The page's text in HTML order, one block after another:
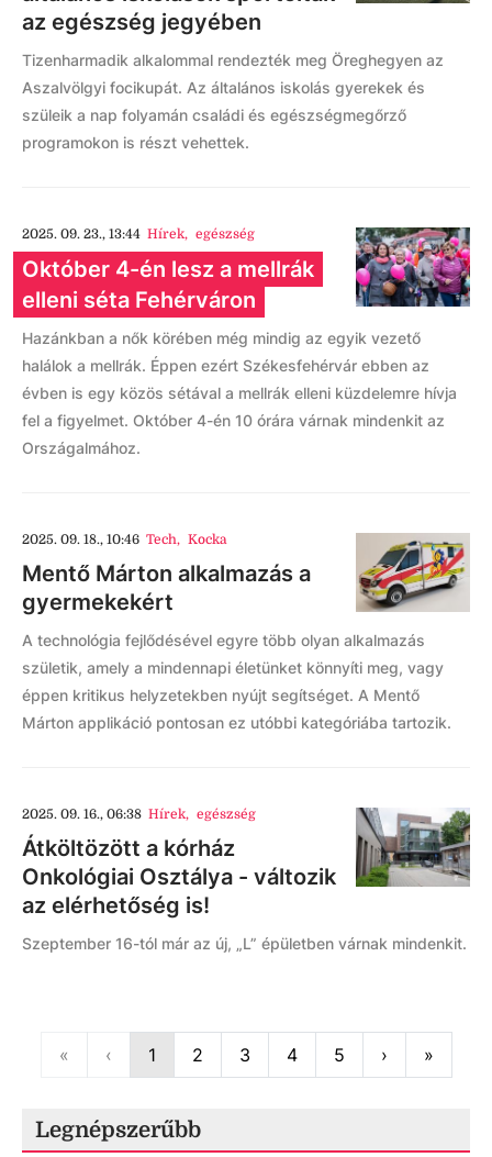
az egészség jegyében
Tizenharmadik alkalommal rendezték meg Öreghegyen az
Aszalvölgyi focikupát. Az általános iskolás gyerekek és
szüleik a nap folyamán családi és egészségmegőrző
programokon is részt vehettek.
2025. 09. 23., 13:44 Hírek, egészség
Október 4-én lesz a mellrák
elleni séta Fehérváron
Hazánkban a nők körében még mindig az egyik vezető
halálok a mellrák. Éppen ezért Székesfehérvár ebben az
évben is egy közös sétával a mellrák elleni küzdelemre hívja
fel a figyelmet. Október 4-én 10 órára várnak mindenkit az
Országalmához.
2025. 09. 18., 10:46 Tech, Kocka
Mentő Márton alkalmazás a
gyermekekért
A technológia fejlődésével egyre több olyan alkalmazás
születik, amely a mindennapi életünket könnyíti meg, vagy
éppen kritikus helyzetekben nyújt segítséget. A Mentő
Márton applikáció pontosan ez utóbbi kategóriába tartozik.
2025. 09. 16., 06:38 Hírek, egészség
Átköltözött a kórház
Onkológiai Osztálya - változik
az elérhetőség is!
Szeptember 16-tól már az új, „L” épületben várnak mindenkit.
« ‹Previous
1 2 3 4 5 ›Next»Last
Legnépszerűbb